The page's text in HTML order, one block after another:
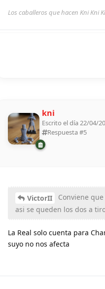
Los caballeros que hacen Kni Kni
kni
Escrito el día 22/04/
Respuesta #5
VictorII
Conviene
asi se queden los dos a
La Real solo cuenta para
suyo no nos afecta